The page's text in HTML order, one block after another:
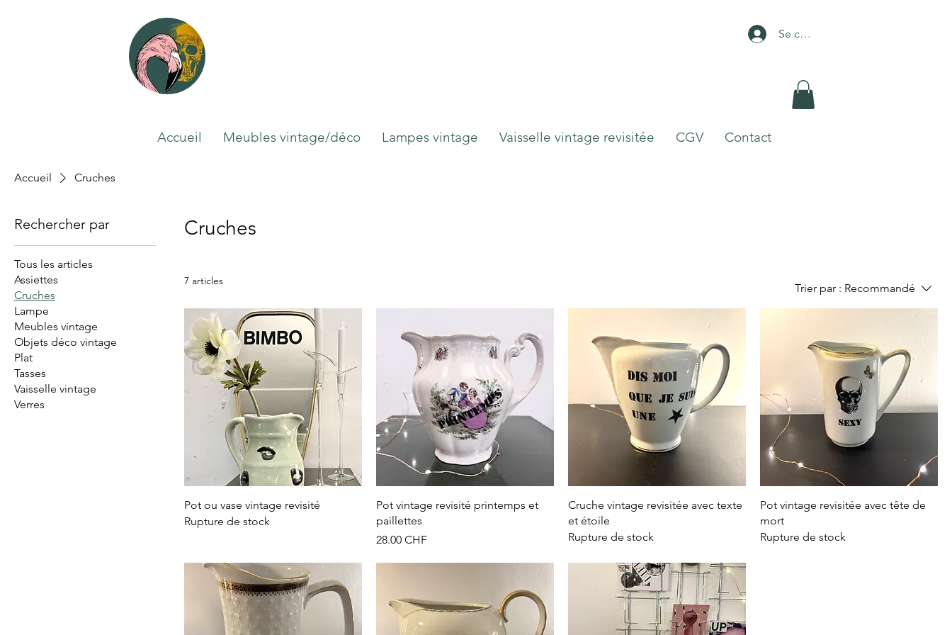
Se connecter
Accueil Meubles vintage/déco Lampes vintage Vaisselle vintage revisitée CGV Contact
Accueil Cruches
Rechercher par
Tous les articles
Assiettes
Cruches
Lampe
Meubles vintage
Objets déco vintage
Plat
Tasses
Vaisselle vintage
Verres
Cruches
7 articles
Trier par : Recommandé
Pot ou vase vintage revisité
Rupture de stock
Pot vintage revisité printemps et
paillettes
Prix
28.00 CHF
Cruche vintage revisitée avec texte
et étoile
Rupture de stock
Pot vintage revisitée avec tête de
mort
Rupture de stock